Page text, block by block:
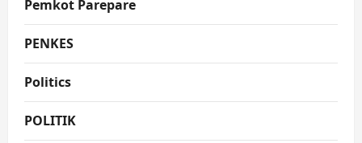
Pemkot Parepare
PENKES
Politics
POLITIK